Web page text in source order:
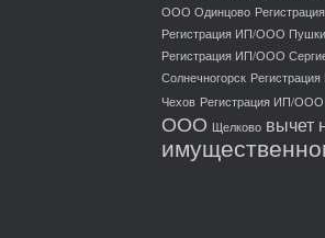
ООО Одинцово
Регистрация ИП/ООО
Регистрация ИП/ООО
Солнечногорск
Чехов Регистрация ИП/
ООО Щелково вычет